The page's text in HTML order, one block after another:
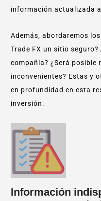
información actualizada
Además, abordaremos
Trade FX un sitio
compañía? ¿Será posible
inconvenientes? Estas y
en profundidad en esta
inversión.
Información